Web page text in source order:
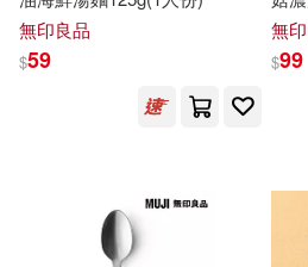
無印良品
$59
無
$99